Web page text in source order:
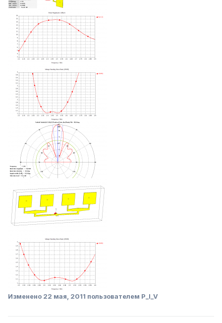
Изменено 22 мая, 2011 пользователем P_I_V